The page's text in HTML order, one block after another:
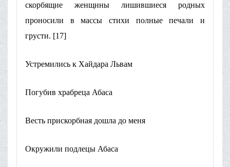
скорбящие женщины лишившиеся родных
проносили в массы стихи полные печали и
грусти. [17]
Устремились к Хайдара Львам
Погубив храбреца Абаса
Весть прискорбная дошла до меня
Окружили подлецы Абаса